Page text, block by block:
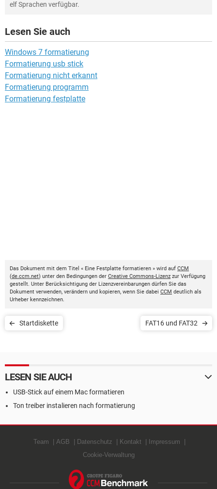
elf Sprachen verfügbar.
Lesen Sie auch
Windows 7 formatierung
Formatierung usb stick
Formatierung nicht erkannt
Formatierung programm
Formatierung festplatte
Das Dokument mit dem Titel « Eine Festplatte formatieren » wird auf CCM
(de.ccm.net) unter den Bedingungen der Creative Commons-Lizenz zur Verfügung
gestellt. Unter Berücksichtigung der Lizenzvereinbarungen dürfen Sie das
Dokument verwenden, verändern und kopieren, wenn Sie dabei CCM deutlich als
Urheber kennzeichnen.
Startdiskette FAT16 und FAT32
LESEN SIE AUCH
USB-Stick auf einem Mac formatieren
Ton treiber instalieren nach formatierung
Team AGB Datenschutz Kontakt
Impressum
Cookie-Verwaltung